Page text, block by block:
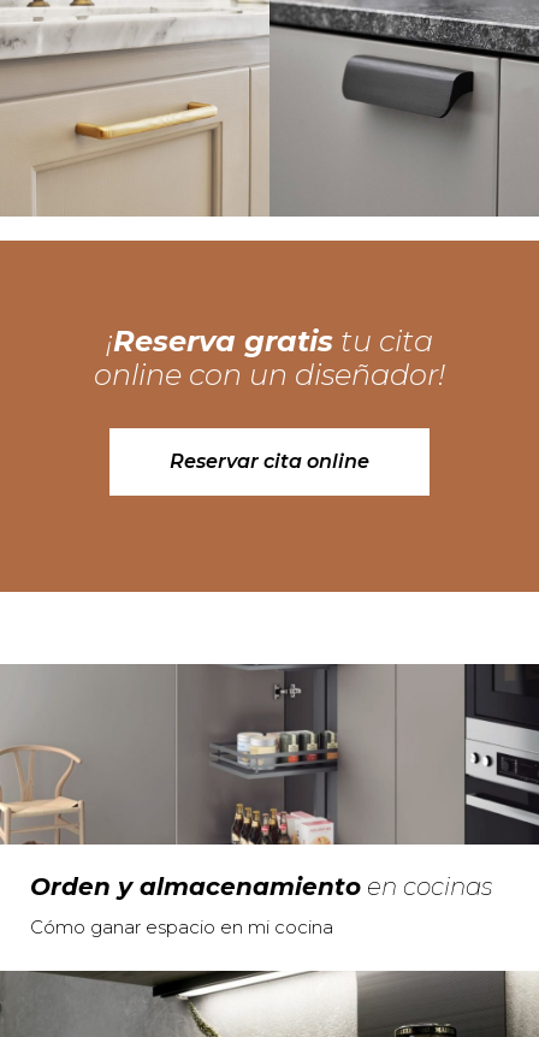
¡Reserva gratis tu cita
online con un diseñador!
Reservar cita online
Orden y almacenamiento en cocinas
Cómo ganar espacio en mi cocina